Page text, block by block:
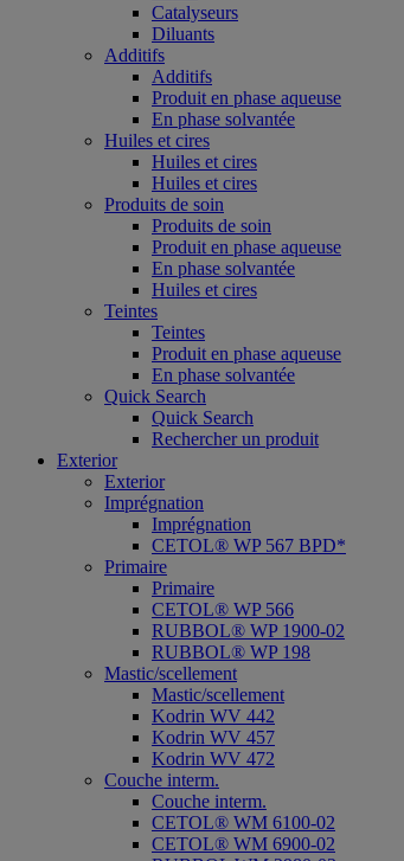
Catalyseurs
Diluants
Additifs
Additifs
Produit en phase aqueuse
En phase solvantée
Huiles et cires
Huiles et cires
Huiles et cires
Produits de soin
Produits de soin
Produit en phase aqueuse
En phase solvantée
Huiles et cires
Teintes
Teintes
Produit en phase aqueuse
En phase solvantée
Quick Search
Quick Search
Rechercher un produit
Exterior
Exterior
Imprégnation
Imprégnation
CETOL® WP 567 BPD*
Primaire
Primaire
CETOL® WP 566
RUBBOL® WP 1900-02
RUBBOL® WP 198
Mastic/scellement
Mastic/scellement
Kodrin WV 442
Kodrin WV 457
Kodrin WV 472
Couche interm.
Couche interm.
CETOL® WM 6100-02
CETOL® WM 6900-02